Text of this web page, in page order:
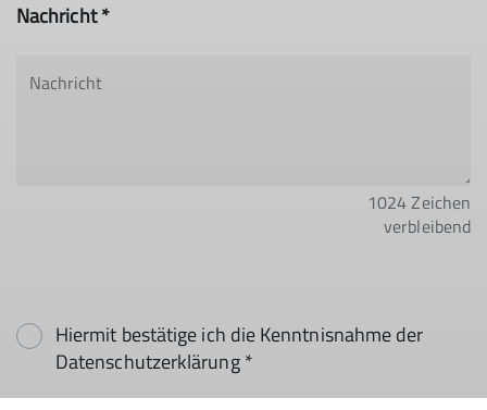
Nachricht *
1024Zeichen
verbleibend
Hiermit bestätige ich die Kenntnisnahme der
Datenschutzerklärung *